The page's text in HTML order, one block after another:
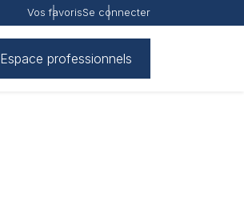
Vos favorisSe connecter
Espace professionnels